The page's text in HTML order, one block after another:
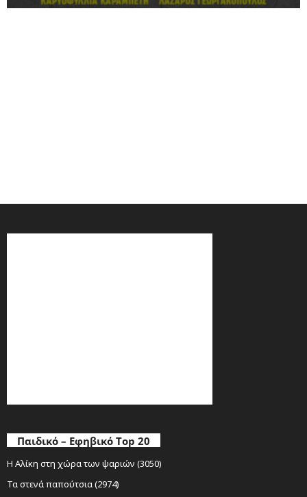
Παιδικό – Εφηβικό Top 20
Η Αλίκη στη χώρα των ψαριών (3050)
Τα στενά παπούτσια (2974)